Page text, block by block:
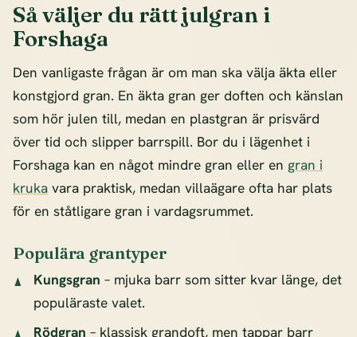
Så väljer du rätt julgran i
Forshaga
Den vanligaste frågan är om man ska välja äkta eller
konstgjord gran. En äkta gran ger doften och känslan
som hör julen till, medan en plastgran är prisvärd
över tid och slipper barrspill. Bor du i lägenhet i
Forshaga kan en något mindre gran eller en gran i
kruka vara praktisk, medan villaägare ofta har plats
för en ståtligare gran i vardagsrummet.
Populära grantyper
Kungsgran – mjuka barr som sitter kvar länge, det
populäraste valet.
Rödgran – klassisk grandoft, men tappar barr